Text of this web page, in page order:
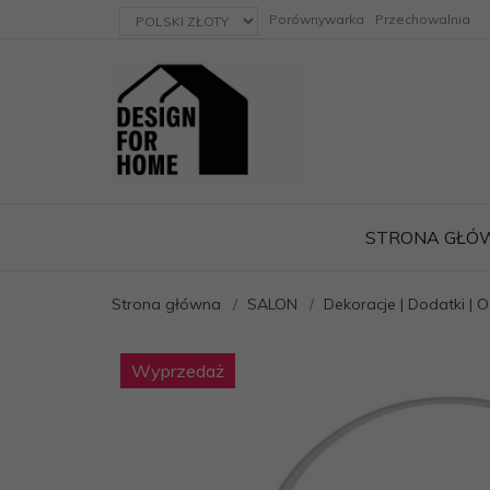
currency_h Porównywarka Przechowalnia
STRONA
Strona główna SALON Dekoracje | Dodatki |
Wyprzedaż